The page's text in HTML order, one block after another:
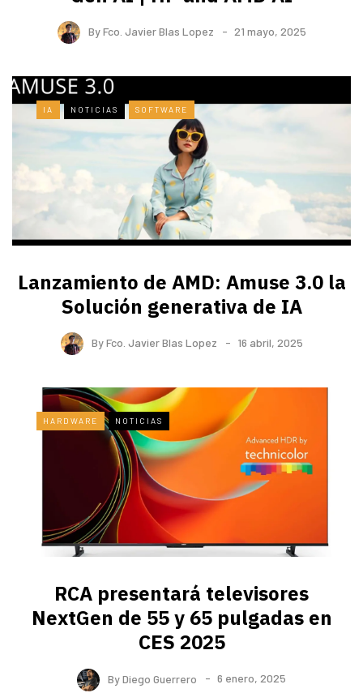
ByFco. Javier Blas Lopez 21 mayo, 2025
IA NOTICIAS SOFTWARE
Lanzamiento de AMD: Amuse 3.0 la
Solución generativa de IA
ByFco. Javier Blas Lopez 16 abril, 2025
HARDWARE NOTICIAS
RCA presentará televisores
NextGen de 55 y 65 pulgadas en
CES 2025
ByDiego Guerrero 6 enero, 2025